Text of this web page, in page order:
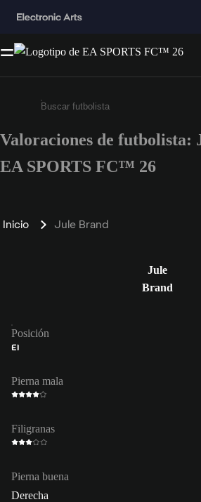
Escribe un mínimo de 3
Valoraciones de futbolista:
EA SPORTS FC™ 26
Inicio Jule Brand
Jule
Brand
Posición
EI
Pierna mala
Filigranas
Pierna buena
Derecha